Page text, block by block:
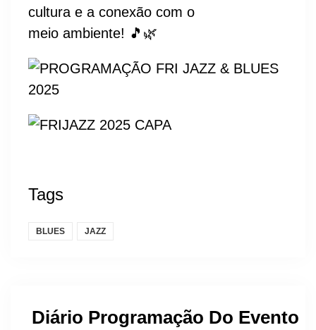
cultura e a conexão com o
meio ambiente! 🎵🌿
Tags
BLUES JAZZ
Diário Programação Do Evento